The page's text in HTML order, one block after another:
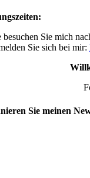
besuchen Sie mich
Sie sich bei mir:
Sie meinen